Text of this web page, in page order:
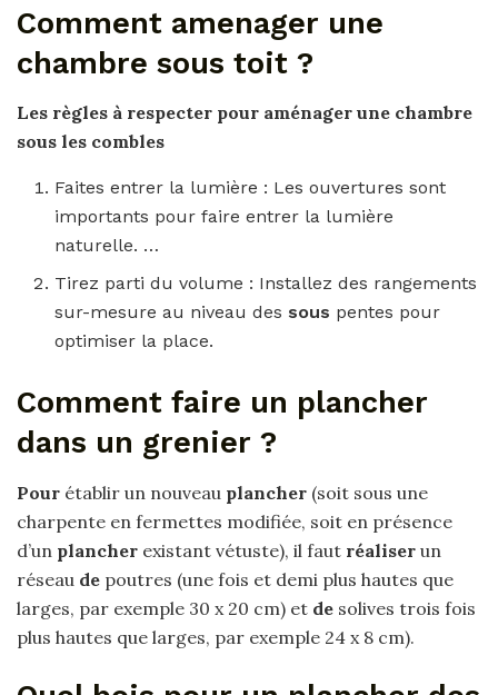
Comment amenager une
chambre sous toit ?
Les règles à respecter pour aménager une chambre
sous les combles
Faites entrer la lumière : Les ouvertures sont
importants pour faire entrer la lumière
naturelle. …
Tirez parti du volume : Installez des rangements
sur-mesure au niveau des sous pentes pour
optimiser la place.
Comment faire un plancher
dans un grenier ?
Pour établir un nouveau plancher (soit sous une
charpente en fermettes modifiée, soit en présence
d’un plancher existant vétuste), il faut réaliser un
réseau de poutres (une fois et demi plus hautes que
larges, par exemple 30 x 20 cm) et de solives trois fois
plus hautes que larges, par exemple 24 x 8 cm).